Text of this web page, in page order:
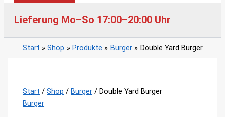
Lieferung Mo–So 17:00–20:00 Uhr
Start Shop Produkte Burger Double Yard Burger
Start /Shop /Burger / Double Yard Burger
Burger